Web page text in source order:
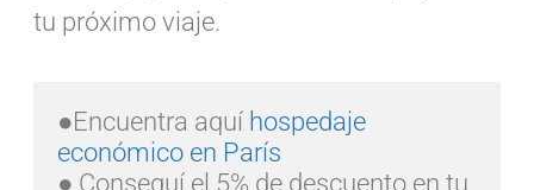
tu próximo viaje.
●Encuentra aquí hospedaje
económico en París